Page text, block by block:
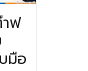
ฟ
มือ